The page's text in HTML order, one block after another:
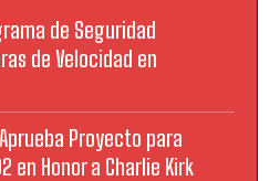
de Seguridad
de Velocidad en
Proyecto para
en Honor a Charlie Kirk